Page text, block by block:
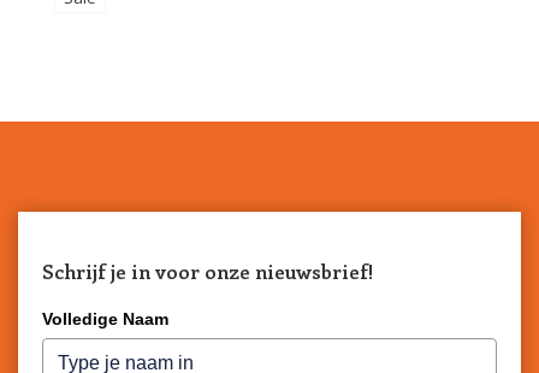
Schrijf je in voor onze nieuwsbrief!
Volledige Naam